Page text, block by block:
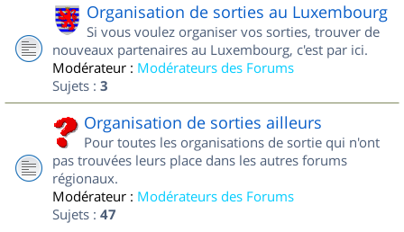
Organisation de sorties au Luxembourg
Si vous voulez organiser vos sorties, trouver de
nouveaux partenaires au Luxembourg, c'est par ici.
Modérateur : Modérateurs des Forums
Sujets : 3
Organisation de sorties ailleurs
Pour toutes les organisations de sortie qui n'ont
pas trouvées leurs place dans les autres forums
régionaux.
Modérateur : Modérateurs des Forums
Sujets : 47